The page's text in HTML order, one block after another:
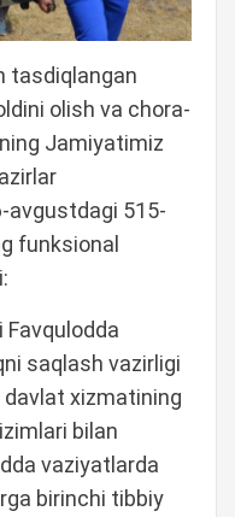
tasdiqlangan
olish va chora-
Jamiyatimiz
avgustdagi 515-
funksional
Favqulodda
saqlash vazirligi
davlat xizmatining
bilan
vaziyatlarda
birinchi tibbiy